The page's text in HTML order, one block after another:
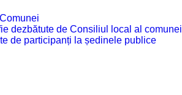
dezbătute de Consiliul local al comunei
de participanți la ședinele publice